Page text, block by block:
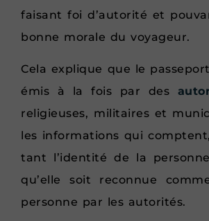
faisant foi d’autorité et
bonne morale du voyageur.
Cela explique que le
émis à la fois par des
religieuses, militaires et
les informations qui
tant l’identité de la
qu’elle soit reconnue
personne par les autorités.